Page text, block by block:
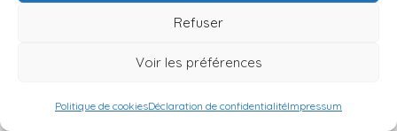
Refuser
Voir les préférences
Politique de cookiesDéclaration de confidentialitéImpressum
zonage dans plusieurs villages
facilite les constructions mais introduit un risque
demande croissante, la rareté relative des